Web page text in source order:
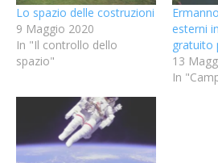
Lo spazio delle costruzioni
9 Maggio 2020
In "Il controllo dello
spazio"
esterni
gratuito
13
In